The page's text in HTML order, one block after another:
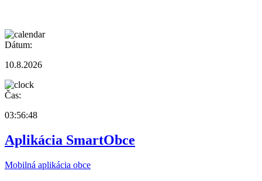
Dátum:
10.8.2026
Čas:
03:56:48
Aplikácia SmartObce
Mobilná aplikácia obce